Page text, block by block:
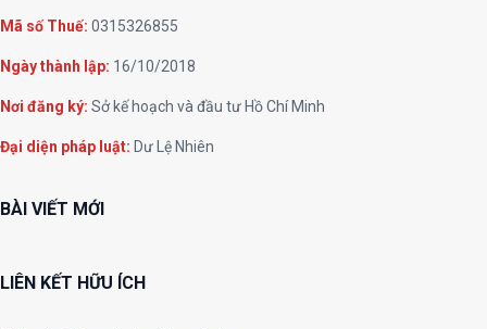
Mã số Thuế: 0315326855
Ngày thành lập: 16/10/2018
Nơi đăng ký: Sở kế hoạch và đầu tư Hồ Chí Minh
Đại diện pháp luật: Dư Lệ Nhiên
BÀI VIẾT MỚI
LIÊN KẾT HỮU ÍCH